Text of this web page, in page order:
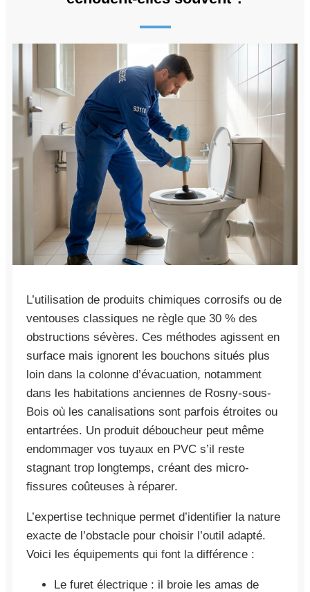
L’utilisation de produits chimiques corrosifs ou de
ventouses classiques ne règle que 30 % des
obstructions sévères. Ces méthodes agissent en
surface mais ignorent les bouchons situés plus
loin dans la colonne d’évacuation, notamment
dans les habitations anciennes de Rosny-sous-
Bois où les canalisations sont parfois étroites ou
entartrées. Un produit déboucheur peut même
endommager vos tuyaux en PVC s’il reste
stagnant trop longtemps, créant des micro-
fissures coûteuses à réparer.
L’expertise technique permet d’identifier la nature
exacte de l’obstacle pour choisir l’outil adapté.
Voici les équipements qui font la différence :
Le furet électrique : il broie les amas de